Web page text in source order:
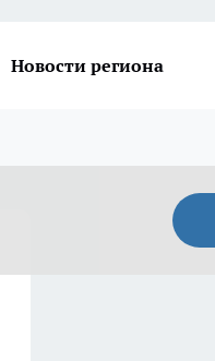
Новости региона